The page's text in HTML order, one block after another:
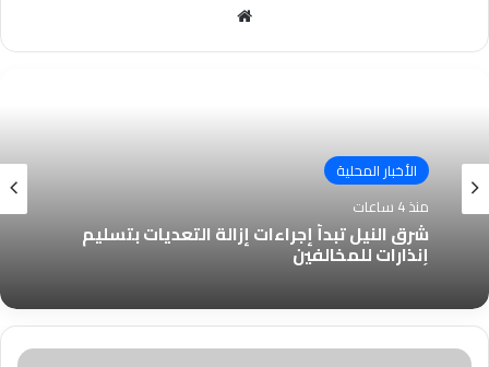
الأخبار المحلية
منذ 4 ساعات
شرق النيل تبدأ إجراءات إزالة التعديات بتسليم
إنذارات للمخالفين
إلتزام